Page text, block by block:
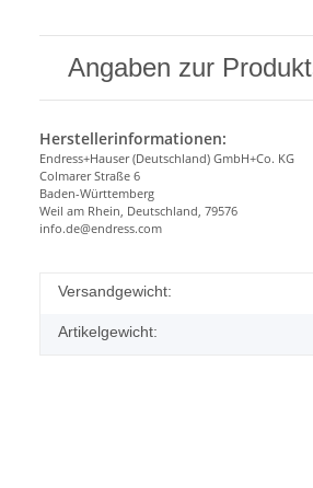
Angaben zur
Herstellerinformationen:
Endress+Hauser (Deutschland) GmbH+Co. KG
Colmarer Straße 6
Baden-Württemberg
Weil am Rhein, Deutschland, 79576
info.de@endress.com
Versandgewicht:
Artikelgewicht: